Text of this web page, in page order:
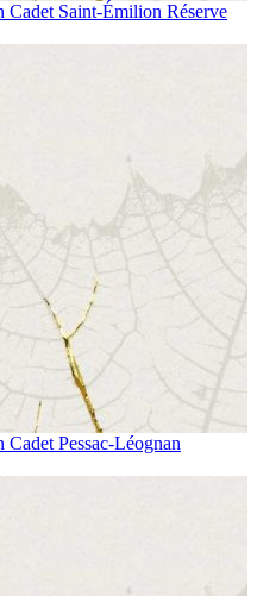
Cadet Saint-Émilion Réserve
Cadet Pessac-Léognan